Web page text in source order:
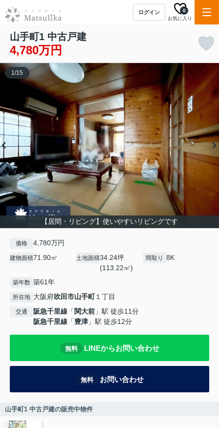
ログイン
お気に入り
0
山手町1 中古戸建
4,780万円
【居間・リビング】使いやすいリビングです
1/15
価格 4,780万円
建物面積71.90㎡ 土地面積34.24坪
(113.22㎡)
間取り 8K
築年数 築61年
所在地 大阪府吹田市山手町１丁目
交通 阪急千里線 「 関大前 」駅 徒歩11分
阪急千里線 「豊津 」駅 徒歩12分
無料 LINEからお問い合わせ
無料 お問い合わせ
山手町1 中古戸建の販売中物件